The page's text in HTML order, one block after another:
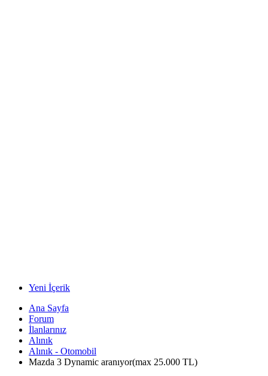
Yeni İçerik
Ana Sayfa
Forum
İlanlarınız
Alınık
Alınık - Otomobil
Mazda 3 Dynamic aranıyor(max 25.000 TL)